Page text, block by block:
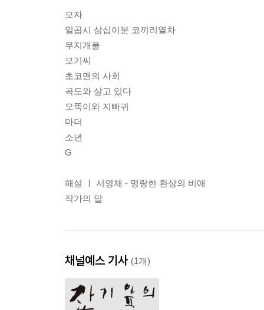
모자
일곱시 삼십이분 코끼리열차
무지개풀
모기씨
초코맨의 사회
곡도와 살고 있다
오뚝이와 지빠귀
마더
소년
G
해설 ㅣ 서영채 - 명랑한 환상의 비애
작가의 말
채널예스 기사 (1개)